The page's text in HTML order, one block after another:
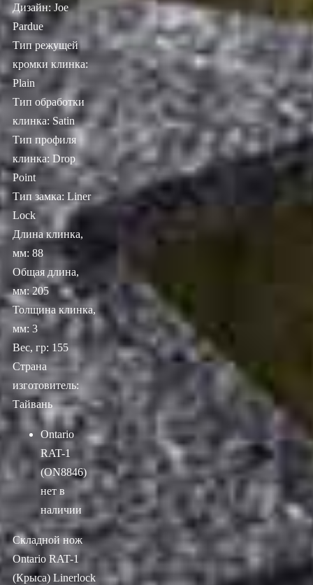
Дизайн: Joe
Pardue
Тип режущей
кромки клинка:
Plain
Тип обработки
клинка: Satin
Тип профиля
клинка: Drop
Point
Тип замка: Liner
Lock
Длина клинка,
мм: 88
Общая длина,
мм: 205
Толщина клинка,
мм: 3
Вес, гр: 155
Страна
изготовитель:
Тайвань
Ontario
RAT-1
(ON8846)
нет в
наличии
Складной нож
Ontario RAT-1
(Крыса) Linerlock